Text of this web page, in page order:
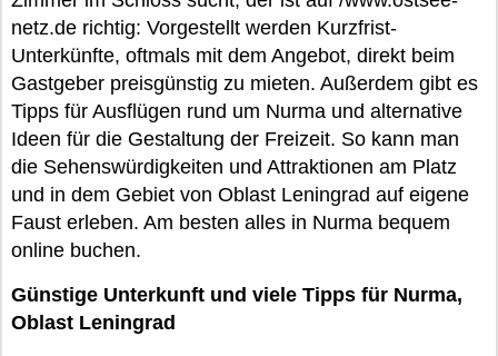
netz.de richtig: Vorgestellt werden Kurzfrist-
Unterkünfte, oftmals mit dem Angebot, direkt beim
Gastgeber preisgünstig zu mieten. Außerdem gibt es
Tipps für Ausflügen rund um Nurma und alternative
Ideen für die Gestaltung der Freizeit. So kann man
die Sehenswürdigkeiten und Attraktionen am Platz
und in dem Gebiet von Oblast Leningrad auf eigene
Faust erleben. Am besten alles in Nurma bequem
online buchen.
Günstige Unterkunft und viele Tipps für Nurma,
Oblast Leningrad